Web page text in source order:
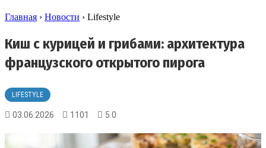
Главная › Новости › Lifestyle
Киш с курицей и грибами: архитектура
французского открытого пирога
LIFESTYLE
03.06.2026 1101 5.0